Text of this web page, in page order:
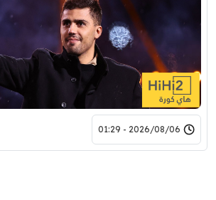
2026/08/06 - 01:29